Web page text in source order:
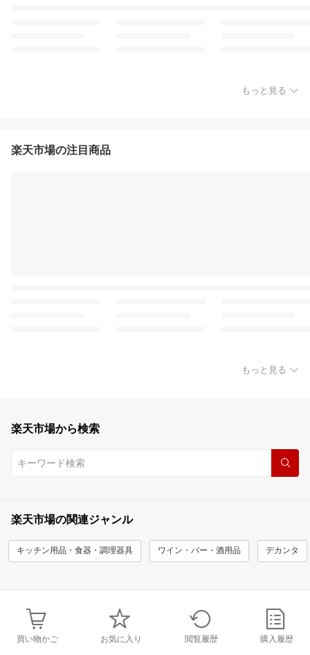
もっと見る
楽天市場の注目商品
もっと見る
楽天市場から検索
楽天市場の関連ジャンル
キッチン用品・食器・調理器具 ワイン・バー・酒用品 デカンタ
買い物かご お気に入り 閲覧履歴 購入履歴